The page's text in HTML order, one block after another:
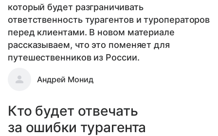
который будет разграничивать
ответственность турагентов и туроператоров
перед клиентами. В новом материале
рассказываем, что это поменяет для
путешественников из России.
Андрей Монид
Кто будет отвечать
за ошибки турагента